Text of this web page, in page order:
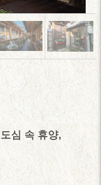
심 속 휴양,